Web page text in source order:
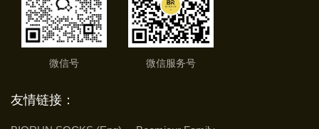
微信号 微信服务号
友情链接：